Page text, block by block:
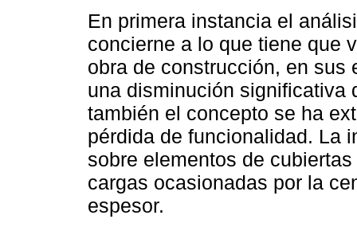
En primera instancia el
concierne a lo que tiene que
obra de construcción, en sus
una disminución significativa
también el concepto se ha
pérdida de funcionalidad. La
sobre elementos de
cargas ocasionadas por la
espesor.